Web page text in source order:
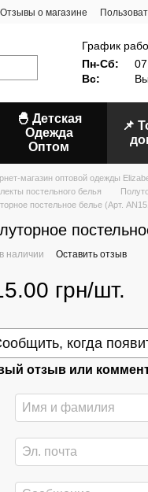
Отзывы о магазине
График
Пн-Сб:
Вс:
🐣 Детская
Одежда
Оптом
📌
магазин оптовой одежды
постельного белья
постельное белье (Арт.
наличии Оставить отзыв
грн/шт.
когда
отзыв или